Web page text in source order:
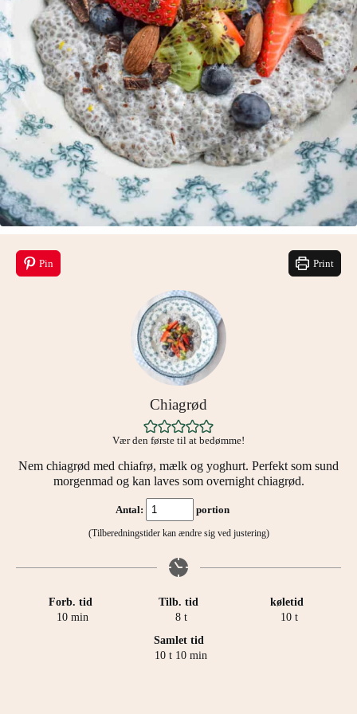
Pin Print
Chiagrød
Vær den første til at bedømme!
Nem chiagrød med chiafrø, mælk og yoghurt. Perfekt som sund
morgenmad og kan laves som overnight chiagrød.
Antal: portion
(Tilberedningstider kan ændre sig ved justering)
Forb. tid
10minutter
min
Tilb. tid
8timer
t
køletid
10timer
t
Samlet tid
10timer
t 10minutter
min